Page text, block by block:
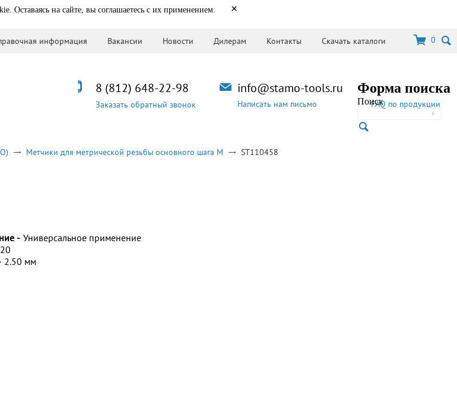
Оставаясь на сайте, вы соглашаетесь с их применением. ×
информация Вакансии Новости Дилерам Контакты Скачать каталоги 0
Форма поиска
ПоискFAQ по продукции
info@stamo-tools.ru
Написать нам письмо
8 (812) 648-22-98
Заказать обратный звонок
Метчики для метрической резьбы основного шага M ST110458
- Универсальное применение
2.50 мм